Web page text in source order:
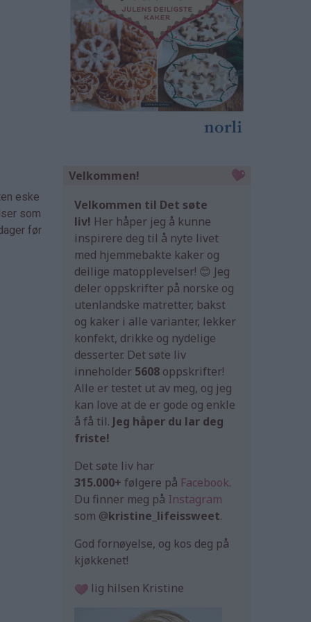
eske
som
før
Velkommen!
Velkommen til Det søte
liv! Her håper jeg å kunne
inspirere deg til å nyte livet
med hjemmebakte kaker og
deilige matopplevelser! 😊 Jeg
deler oppskrifter på norske og
utenlandske matretter, bakst
og kaker i alle varianter, lekker
konfekt, drikke og nydelige
desserter. Det søte liv
inneholder 5608 oppskrifter!
Alle er testet ut av meg, og jeg
kan love at de er gode og enkle
å få til. Jeg håper du lar deg
friste!
Det søte liv har
315.000+ følgere på Facebook.
Du finner meg på Instagram
som @kristine_lifeissweet.
God fornøyelse, og kos deg på
kjøkkenet!
lig hilsen Kristine